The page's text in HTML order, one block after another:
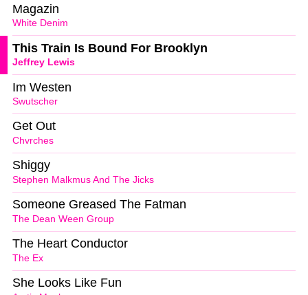
White Denim
Magazin
Jeffrey Lewis
This Train Is Bound For Brooklyn
Swutscher
Im Westen
Chvrches
Get Out
Stephen Malkmus And The Jicks
Shiggy
The Dean Ween Group
Someone Greased The Fatman
The Ex
The Heart Conductor
She Looks Like Fun